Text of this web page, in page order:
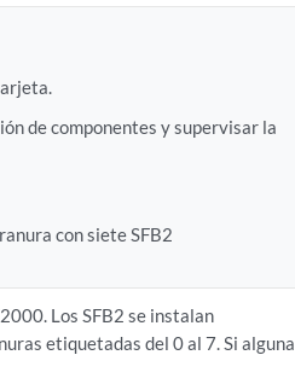
de componentes y supervisar la
con siete SFB2
Los SFB2 se instalan
etiquetadas del 0 al 7. Si alguna